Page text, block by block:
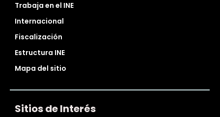
Trabaja en el INE
Internacional
Fiscalización
Estructura INE
Mapa del sitio
Sitios de Interés